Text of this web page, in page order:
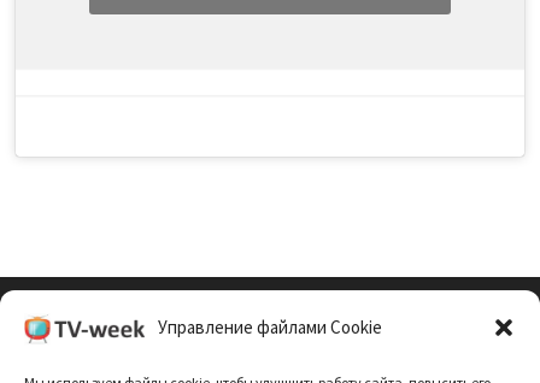
Управление файлами Cookie